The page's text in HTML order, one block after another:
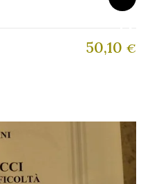
50,10 €